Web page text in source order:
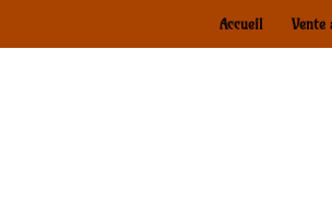
Accueil Vente